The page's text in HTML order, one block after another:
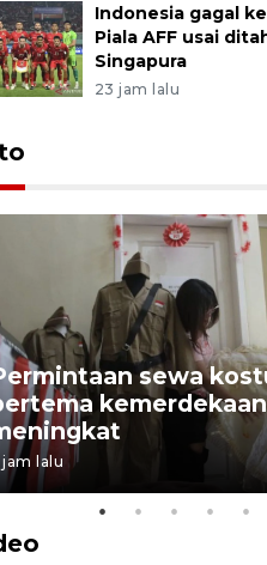
Indonesia gagal
Piala AFF usai
Singapura
23 jam lalu
sewa
kemerdekaan
jam lalu